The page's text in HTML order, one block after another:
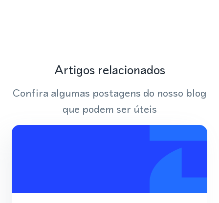
Artigos relacionados
Confira algumas postagens do nosso blog
que podem ser úteis